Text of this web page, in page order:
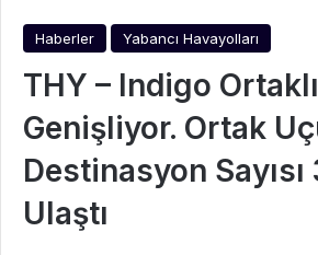
Haberler Yabancı Havayolları
THY – Indigo
Genişliyor. Ortak
Destinasyon Sayısı
Ulaştı